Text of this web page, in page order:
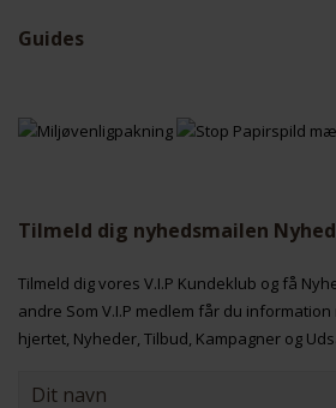
Guides
Tilmeld dig nyhedsmailen
Tilmeld dig vores V.I.P Kundeklub og få
andre Som V.I.P medlem får du
hjertet, Nyheder, Tilbud, Kampagner og